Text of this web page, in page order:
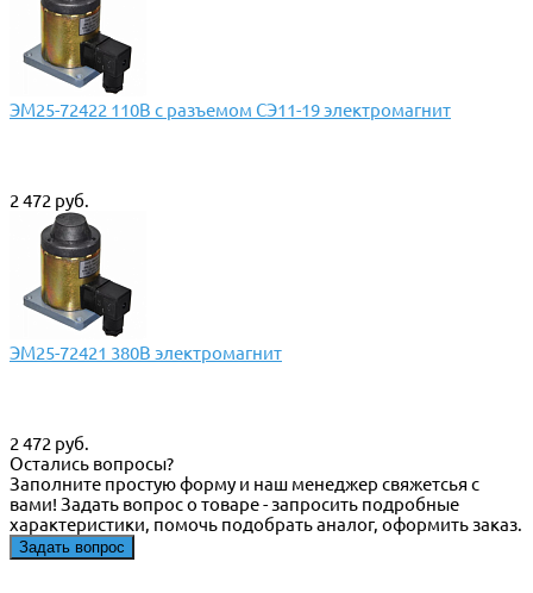
ЭМ25-72422 110В с разъемом СЭ11-19 электромагнит
2 472 руб.
ЭМ25-72421 380В электромагнит
2 472 руб.
Остались вопросы?
Заполните простую форму и наш менеджер свяжетсья с
вами! Задать вопрос о товаре - запросить подробные
характеристики, помочь подобрать аналог, оформить заказ.
Задать вопрос